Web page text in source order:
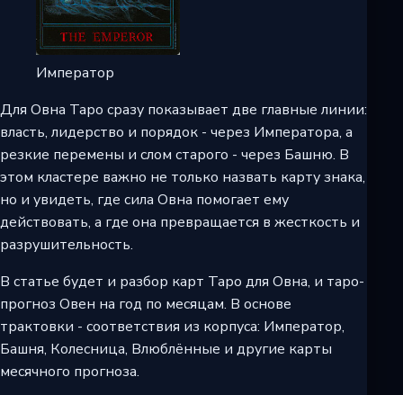
Император
Для Овна Таро сразу показывает две главные линии:
власть, лидерство и порядок - через Императора, а
резкие перемены и слом старого - через Башню. В
этом кластере важно не только назвать карту знака,
но и увидеть, где сила Овна помогает ему
действовать, а где она превращается в жесткость и
разрушительность.
В статье будет и разбор карт Таро для Овна, и таро-
прогноз Овен на год по месяцам. В основе
трактовки - соответствия из корпуса: Император,
Башня, Колесница, Влюблённые и другие карты
месячного прогноза.